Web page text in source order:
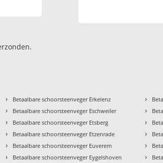
› Betaalbare schoorsteenveger Erkelenz
› Betaalbare schoorsteenveger Eschweiler
› Betaalbare schoorsteenveger Etsberg
› Betaalbare schoorsteenveger Etzenrade
› Betaalbare schoorsteenveger Euverem
› Betaalbare schoorsteenveger Eygelshoven
›
›
›
›
›
›